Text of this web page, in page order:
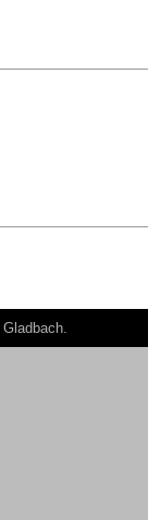
.